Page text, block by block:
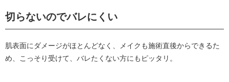
切らないのでバレにくい
肌表面にダメージがほとんどなく、メイクも施術直後からできるた
め、こっそり受けて、バレたくない方にもピッタリ。